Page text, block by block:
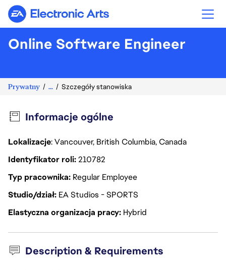
Electronic Arts
Online Software Engineer
Prywatny ... Szczegóły stanowiska
Informacje ogólne
Lokalizacje: Vancouver, British Columbia, Canada
Identyfikator roli210782
Typ pracownika Regular Employee
Studio/dział EA Studios - SPORTS
Elastyczna organizacja pracy Hybrid
Description & Requirements